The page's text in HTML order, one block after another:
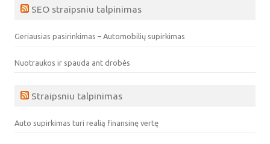
SEO straipsniu talpinimas
Geriausias pasirinkimas – Automobilių supirkimas
Nuotraukos ir spauda ant drobės
Straipsniu talpinimas
Auto supirkimas turi realią finansinę vertę